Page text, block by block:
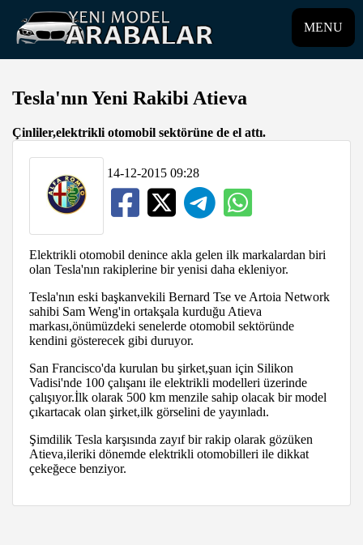
MENU
Tesla'nın Yeni Rakibi Atieva
Çinliler,elektrikli otomobil sektörüne de el attı.
14-12-2015 09:28
Elektrikli otomobil denince akla gelen ilk markalardan biri
olan Tesla'nın rakiplerine bir yenisi daha ekleniyor.
Tesla'nın eski başkanvekili Bernard Tse ve Artoia Network
sahibi Sam Weng'in ortakşala kurduğu Atieva
markası,önümüzdeki senelerde otomobil sektöründe
kendini gösterecek gibi duruyor.
San Francisco'da kurulan bu şirket,şuan için Silikon
Vadisi'nde 100 çalışanı ile elektrikli modelleri üzerinde
çalışıyor.İlk olarak 500 km menzile sahip olacak bir model
çıkartacak olan şirket,ilk görselini de yayınladı.
Şimdilik Tesla karşısında zayıf bir rakip olarak gözüken
Atieva,ileriki dönemde elektrikli otomobilleri ile dikkat
çekeğece benziyor.